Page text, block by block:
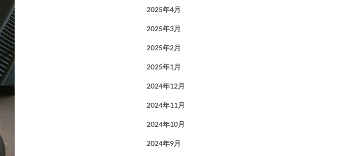
2025年4月
2025年3月
2025年2月
2025年1月
2024年12月
2024年11月
2024年10月
2024年9月